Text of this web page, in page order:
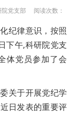
党支部 阅读次数：
纪律意识，按照
下午,科研院党支
体党员参加了会
关于开展党纪学
日发表的重要评